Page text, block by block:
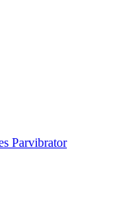
Parvibrator